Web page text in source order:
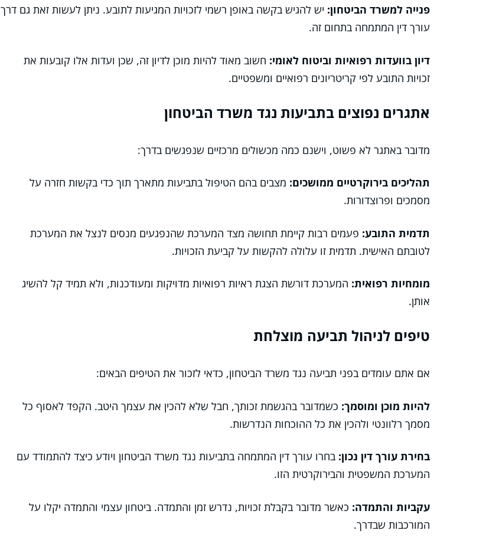
פנייה למשרד הביטחון: יש להגיש בקשה באופן רשמי לזכויות המגיעות לתובע. ניתן לעשות זאת גם דרך
עורך דין המתמחה בתחום זה.
דיון בוועדות רפואיות וביטוח לאומי: חשוב מאוד להיות מוכן לדיון זה, שכן ועדות אלו קובעות את
זכויות התובע לפי קריטריונים רפואיים ומשפטיים.
אתגרים נפוצים בתביעות נגד משרד הביטחון
מדובר באתגר לא פשוט, וישנם כמה מכשולים מרכזיים שנפגשים בדרך:
תהליכים בירוקרטיים ממושכים: מצבים בהם הטיפול בתביעות מתארך תוך כדי בקשות חזרה על
מסמכים ופרוצדורות.
תדמית התובע: פעמים רבות קיימת תחושה מצד המערכת שהנפגעים מנסים לנצל את המערכת
לטובתם האישית. תדמית זו עלולה להקשות על קביעת הזכויות.
מומחיות רפואית: המערכת דורשת הצגת ראיות רפואיות מדויקות ומעודכנות, ולא תמיד קל להשיג
אותן.
טיפים לניהול תביעה מוצלחת
אם אתם עומדים בפני תביעה נגד משרד הביטחון, כדאי לזכור את הטיפים הבאים:
להיות מוכן ומוסמך: כשמדובר בהגשמת זכותך, חבל שלא להכין את עצמך היטב. הקפד לאסוף כל
מסמך רלוונטי ולהכין את כל ההוכחות הנדרשות.
בחירת עורך דין נכון: בחרו עורך דין המתמחה בתביעות נגד משרד הביטחון ויודע כיצד להתמודד עם
המערכת המשפטית והבירוקרטית הזו.
עקביות והתמדה: כאשר מדובר בקבלת זכויות, נדרש זמן והתמדה. ביטחון עצמי והתמדה יקלו על
המורכבות שבדרך.